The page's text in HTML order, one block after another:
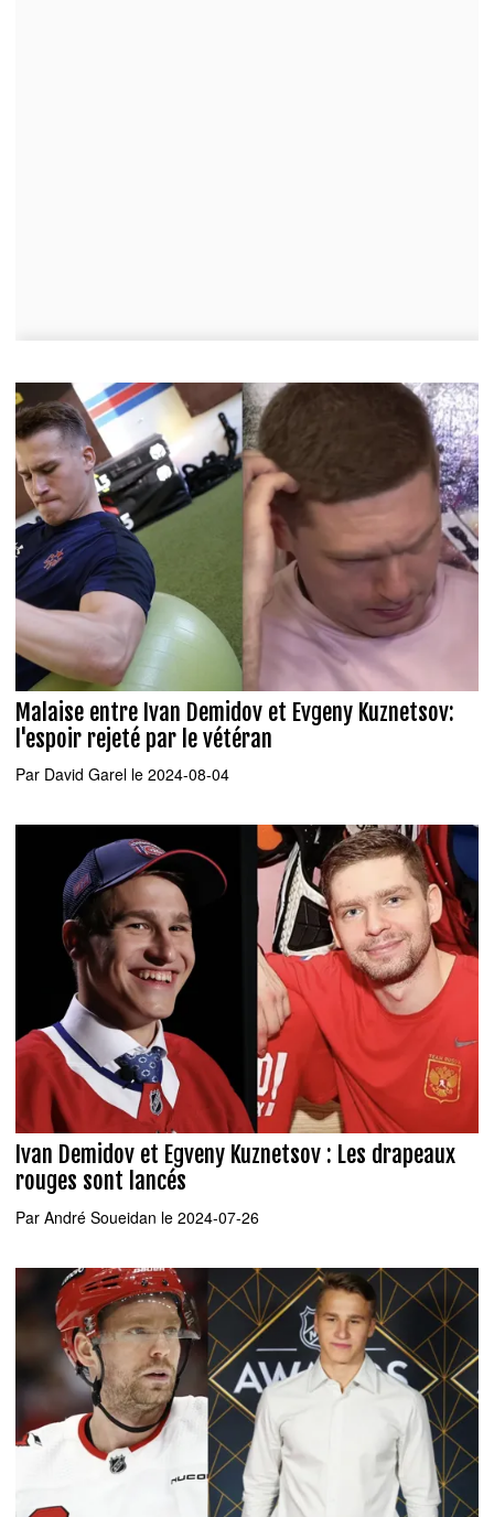
Malaise entre Ivan Demidov et Evgeny Kuznetsov:
l'espoir rejeté par le vétéran
Par David Garel le 2024-08-04
Ivan Demidov et Egveny Kuznetsov : Les drapeaux
rouges sont lancés
Par André Soueidan le 2024-07-26